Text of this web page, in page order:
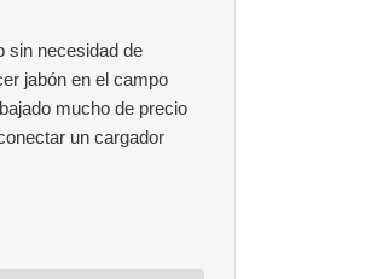
sin necesidad de
jabón en el campo
mucho de precio
un cargador